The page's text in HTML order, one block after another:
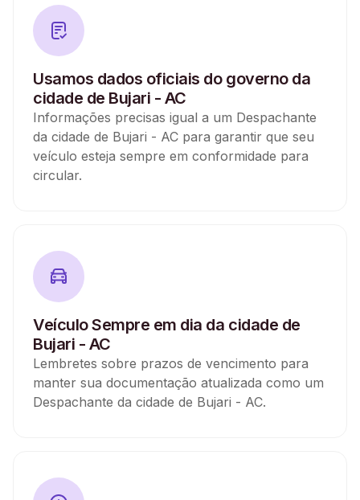
Usamos dados oficiais do governo da
cidade de Bujari - AC
Informações precisas igual a um Despachante
da cidade de Bujari - AC para garantir que seu
veículo esteja sempre em conformidade para
circular.
Veículo Sempre em dia da cidade de
Bujari - AC
Lembretes sobre prazos de vencimento para
manter sua documentação atualizada como um
Despachante da cidade de Bujari - AC.